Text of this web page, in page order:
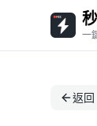
一
返回